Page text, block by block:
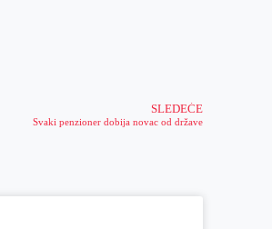
SLEDEĆE
Svaki penzioner dobija novac od države